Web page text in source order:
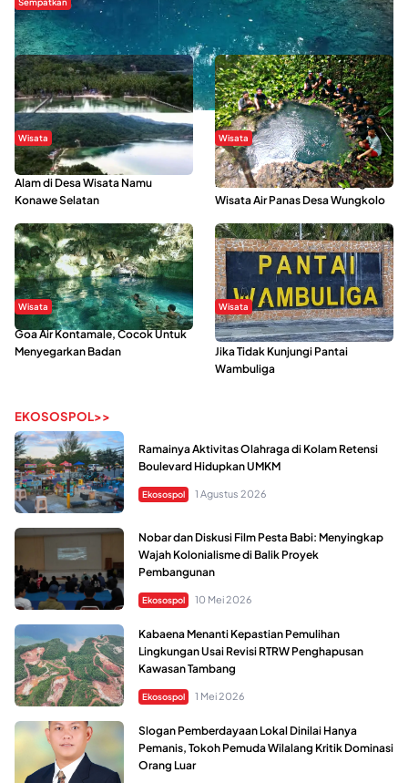
Danau Rebi-Rebi, Pesona Alam Tersembunyi di Morowali
Wisata
Menikmati Suasana Keindahan
Alam di Desa Wisata Namu
Konawe Selatan
Wisata
Sering Menjadi Tempat Refreshing
Mahasiswa KKN, Yuk Kunjungi
Wisata Air Panas Desa Wungkolo
Wisata
Goa Air Kontamale, Cocok Untuk
Menyegarkan Badan
Wisata
Berkunjung Ke Wakatobi, Nyesal
Jika Tidak Kunjungi Pantai
Wambuliga
EKOSOSPOL>>
Ramainya Aktivitas Olahraga di Kolam Retensi
Boulevard Hidupkan UMKM
Ekosospol 1 Agustus 2026
Nobar dan Diskusi Film Pesta Babi: Menyingkap
Wajah Kolonialisme di Balik Proyek
Pembangunan
Ekosospol 10 Mei 2026
Kabaena Menanti Kepastian Pemulihan
Lingkungan Usai Revisi RTRW Penghapusan
Kawasan Tambang
Ekosospol 1 Mei 2026
Slogan Pemberdayaan Lokal Dinilai Hanya
Pemanis, Tokoh Pemuda Wilalang Kritik Dominasi
Orang Luar